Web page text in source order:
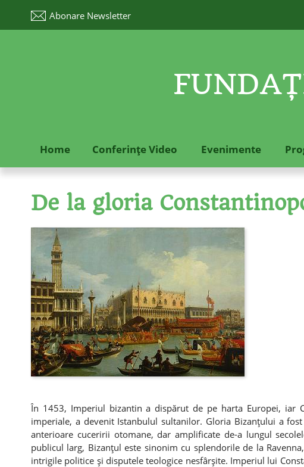
Abonare Newsletter
Home Conferinţe Video Evenimente
De la gloria
În 1453, Imperiul bizantin a dispărut de pe harta Europei, iar
imperiale, a devenit Istanbulul sultanilor. Gloria Bizanţului a
anterioare cuceririi otomane, dar amplificate de-a lungul
publicul larg, Bizanţul este sinonim cu splendorile de la
intrigile politice şi disputele teologice nesfârşite. Imperiul lui